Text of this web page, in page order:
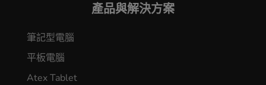
產品與解決方案
筆記型電腦
平板電腦
Atex Tablet